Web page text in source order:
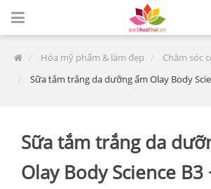
Hóa mỹ phẩm & làm đẹp Chăm sóc
Sữa tắm trắng da dưỡng ẩm Olay Body Science B3 + Vitamin C
Sữa tắm trắng da
Olay Body Science